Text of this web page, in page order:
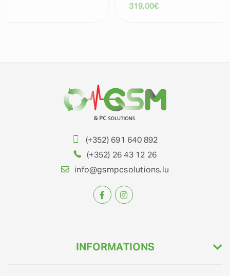
(+352) 691 640 892
(+352) 26 43 12 26
info@gsmpcsolutions.lu
INFORMATIONS